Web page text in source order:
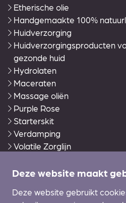
Etherische olie
Handgemaakte 100%
Huidverzorging
Huidverzorgingsproducten
gezonde huid
Hydrolaten
Maceraten
Massage oliën
Purple Rose
Starterskit
Verdamping
Volatile Zorglijn
Wierook en accessoires
Deze website maakt
Deze website gebruikt